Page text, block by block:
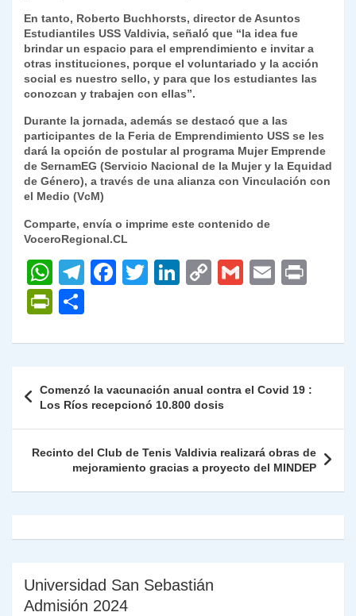
En tanto, Roberto Buchhorsts, director de Asuntos
Estudiantiles USS Valdivia, señaló que “la idea fue
brindar un espacio para el emprendimiento e invitar a
otras instituciones, porque el voluntariado y la acción
social es nuestro sello, y para que los estudiantes las
conozcan y trabajen con ellas”.
Durante la jornada, además se destacó que a las
participantes de la Feria de Emprendimiento USS se les
dará la opción de postular al programa Mujer Emprende
de SernamEG (Servicio Nacional de la Mujer y la Equidad
de Género), a través de una alianza con Vinculación con
el Medio (VcM)
Comparte, envía o imprime este contenido de
VoceroRegional.CL
W
h
at
s
p
p
T
gr
m
F
e
o
o
k
T
er
Li
e
n
C
y
n
k
G
l
E
l
P
nt
ie
n
dl
m
p
ar
tir
de
entradas
Comenzó la vacunación anual contra el Covid 19 :
Los Ríos recepcionó 10.800 dosis
Recinto del Club de Tenis Valdivia realizará obras de
mejoramiento gracias a proyecto del MINDEP
Universidad San Sebastián
Admisión 2024